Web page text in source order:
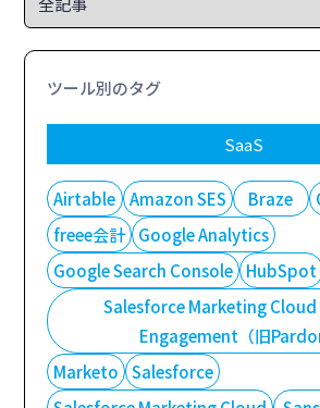
ツール別のタグ
SaaS
Airtable Amazon SES Braze
freee会計
Google Analytics
Google Search Console
HubSpot
Salesforce Marketing
Engagement（旧
Marketo
Salesforce